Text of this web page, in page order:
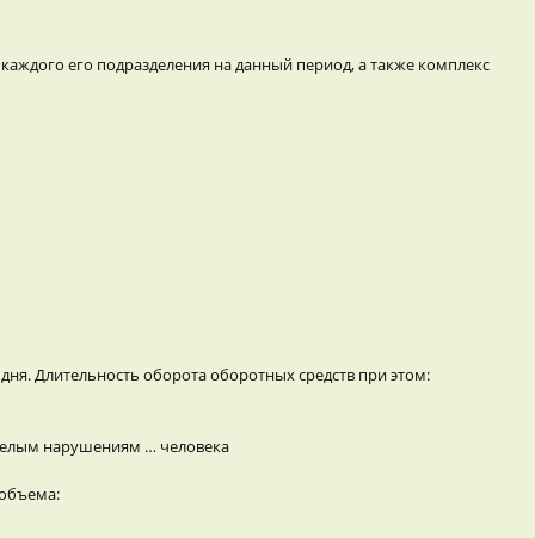
его подразделения на данный период, а также комплекс
Длительность оборота оборотных средств при этом:
нарушениям … человека